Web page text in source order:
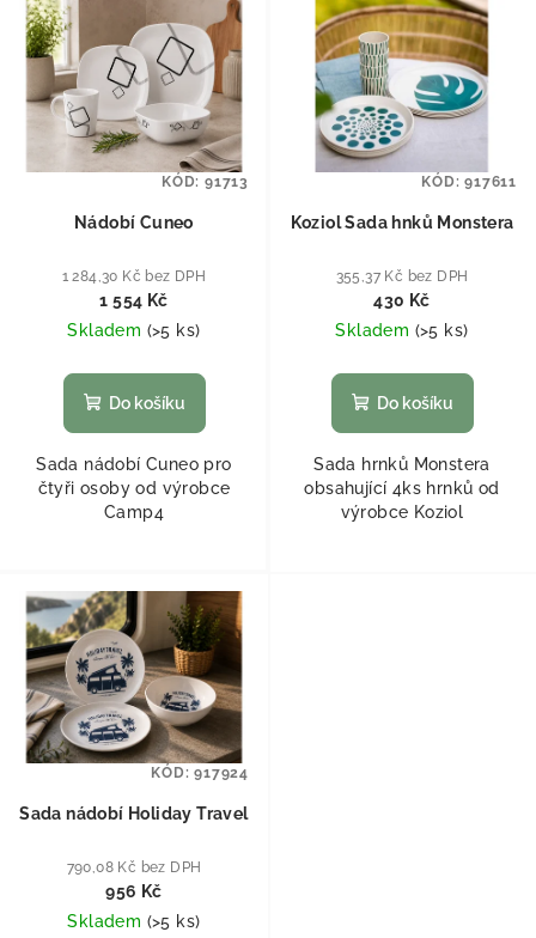
Nádobí Cuneo
1 284,30 Kč bez DPH
1 554 Kč
Skladem (>5 ks)
Do košíku
Sada nádobí Cuneo pro
čtyři osoby od výrobce
Camp4
KÓD: 91713
Koziol Sada hnků Monstera
355,37 Kč bez DPH
430 Kč
Skladem (>5 ks)
Do košíku
Sada hrnků Monstera
obsahující 4ks hrnků od
výrobce Koziol
KÓD:917611
Sada nádobí Holiday Travel
790,08 Kč bez DPH
956 Kč
Skladem (>5 ks)
KÓD:917924